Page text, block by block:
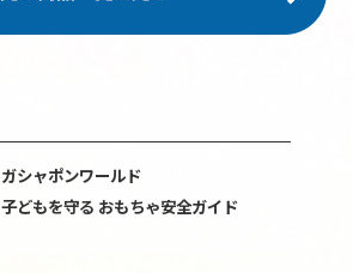
ガシャポンワールド
子どもを守る おもちゃ安全ガイド